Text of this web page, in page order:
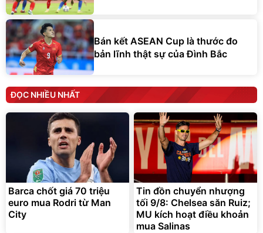
Bán kết ASEAN Cup là thước đo
bản lĩnh thật sự của Đình Bắc
ĐỌC NHIỀU NHẤT
Barca chốt giá 70 triệu
euro mua Rodri từ Man
City
Tin đồn chuyển nhượng
tối 9/8: Chelsea săn Ruiz;
MU kích hoạt điều khoản
mua Salinas